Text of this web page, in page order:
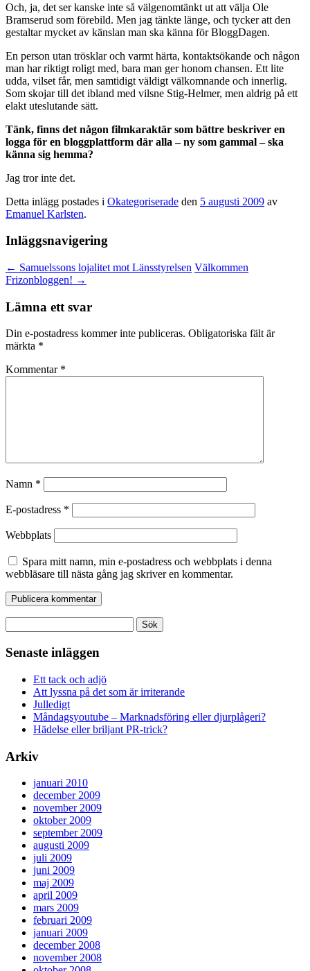
Och, ja, det ser kanske inte så välgenomtänkt ut att välja Ole
Bramserud som förebild. Men jag tänkte länge, och tycker att den
gestaltar mycket av känslan man ska känna för BloggDagen.
En person utan trösklar och varmt härta, kontaktsökande och någon
man har riktigt roligt med, bara man ger honom chansen. Ett lite
udda, vilset får, men samtidigt väldigt välkomnande och innerlig.
Som skojar till det ibland med vilsne Stig-Helmer, men aldrig på ett
elakt uteslutande sätt.
Tänk, finns det någon filmkaraktär som bättre beskriver en
logga för en bloggplattform där alla – ny som gammal – ska
känna sig hemma?
Jag tror inte det.
Detta inlägg postades i Okategoriserade den 5 augusti 2009 av
Emanuel Karlsten.
Inläggsnavigering
← Samuelssons lojalitet mot Länsstyrelsen Välkommen
Frizonbloggen! →
Lämna ett svar
Din e-postadress kommer inte publiceras. Obligatoriska fält är
märkta *
Kommentar *
Namn *
E-postadress *
Webbplats
Spara mitt namn, min e-postadress och webbplats i denna
webbläsare till nästa gång jag skriver en kommentar.
efter:
Senaste inläggen
Ett tack och adjö
Att lyssna på det som är irriterande
Julledigt
Måndagsyoutube – Marknadsföring eller djurplågeri?
Hädelse eller briljant PR-trick?
Arkiv
januari 2010
december 2009
november 2009
oktober 2009
september 2009
augusti 2009
juli 2009
juni 2009
maj 2009
april 2009
mars 2009
februari 2009
januari 2009
december 2008
november 2008